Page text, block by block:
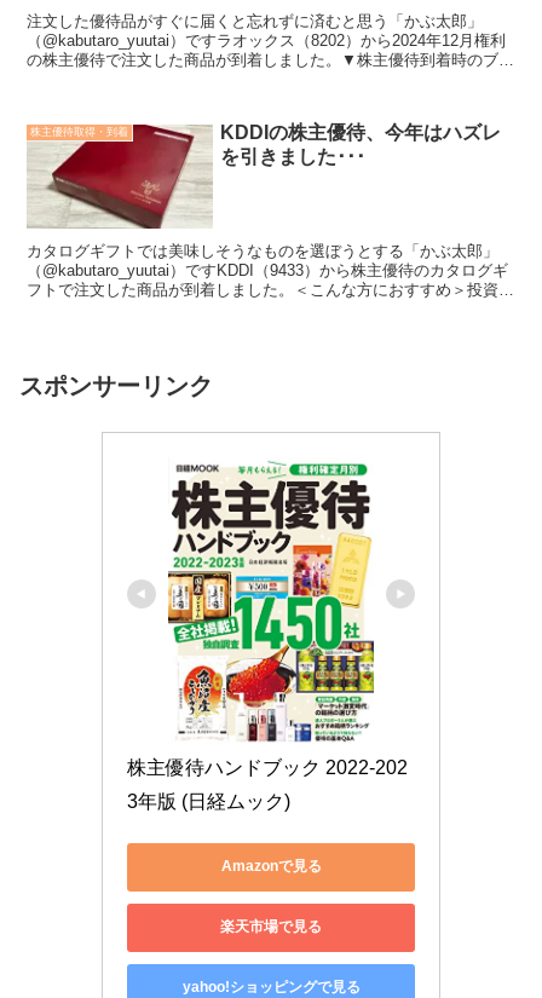
注文した優待品がすぐに届くと忘れずに済むと思う「かぶ太郎」
（@kabutaro_yuutai）ですラオックス（8202）から2024年12月権利
の株主優待で注文した商品が到着しました。▼株主優待到着時のブロ
株主優待取得・到着
KDDIの株主優待、今年はハズレ
を引きました･･･
カタログギフトでは美味しそうなものを選ぼうとする「かぶ太郎」
（@kabutaro_yuutai）ですKDDI（9433）から株主優待のカタログギ
フトで注文した商品が到着しました。＜こんな方におすすめ＞投資す
スポンサーリンク
株主優待ハンドブック 2022-202
3年版 (日経ムック)
Amazonで見る
楽天市場で見る
yahoo!ショッピングで見る